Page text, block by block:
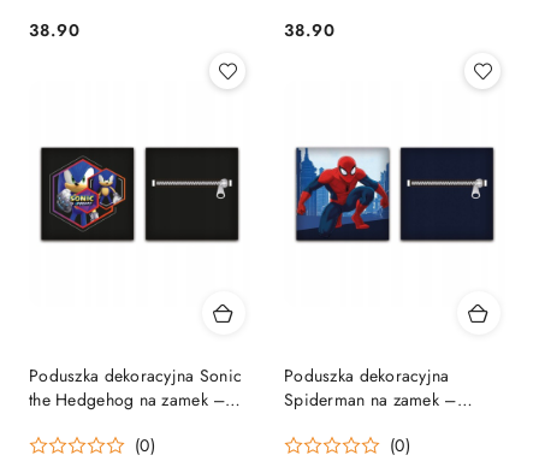
Cena:
38.90 Cena:
38.90
Poduszka dekoracyjna Sonic
the Hedgehog na zamek –
(0)
Poduszka dekoracyjna
Spiderman na zamek –
(0)